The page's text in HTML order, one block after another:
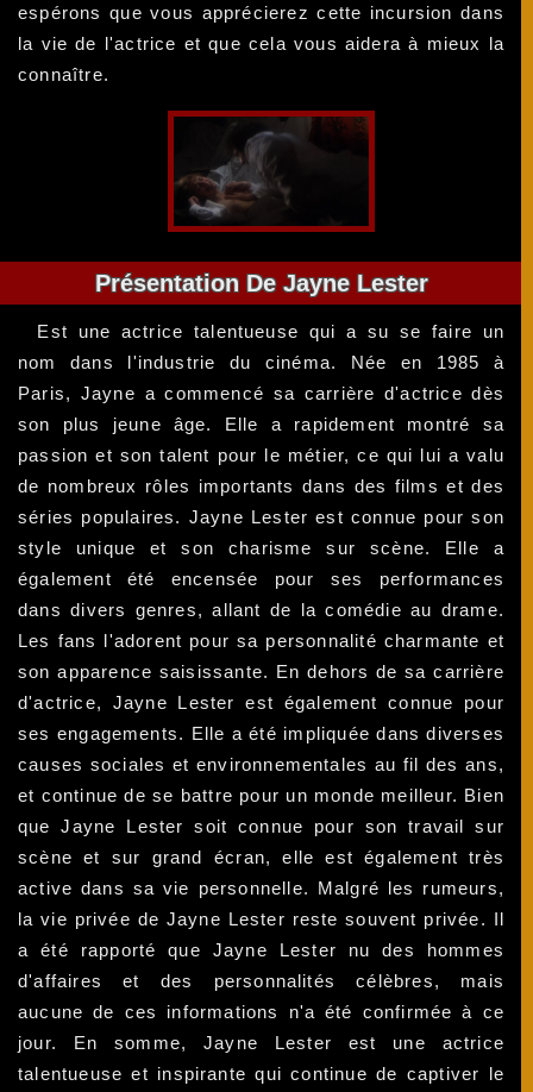
espérons que vous apprécierez cette incursion dans
la vie de l'actrice et que cela vous aidera à mieux la
connaître.
Présentation De Jayne Lester
Est une actrice talentueuse qui a su se faire un
nom dans l'industrie du cinéma. Née en 1985 à
Paris, Jayne a commencé sa carrière d'actrice dès
son plus jeune âge. Elle a rapidement montré sa
passion et son talent pour le métier, ce qui lui a valu
de nombreux rôles importants dans des films et des
séries populaires. Jayne Lester est connue pour son
style unique et son charisme sur scène. Elle a
également été encensée pour ses performances
dans divers genres, allant de la comédie au drame.
Les fans l'adorent pour sa personnalité charmante et
son apparence saisissante. En dehors de sa carrière
d'actrice, Jayne Lester est également connue pour
ses engagements. Elle a été impliquée dans diverses
causes sociales et environnementales au fil des ans,
et continue de se battre pour un monde meilleur. Bien
que Jayne Lester soit connue pour son travail sur
scène et sur grand écran, elle est également très
active dans sa vie personnelle. Malgré les rumeurs,
la vie privée de Jayne Lester reste souvent privée. Il
a été rapporté que Jayne Lester nu des hommes
d'affaires et des personnalités célèbres, mais
aucune de ces informations n'a été confirmée à ce
jour. En somme, Jayne Lester est une actrice
talentueuse et inspirante qui continue de captiver le